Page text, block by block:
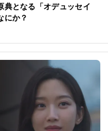
典となる「オデュッセイ
にか？